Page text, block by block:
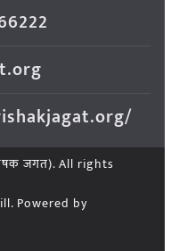
जगत). All rights
Powered by